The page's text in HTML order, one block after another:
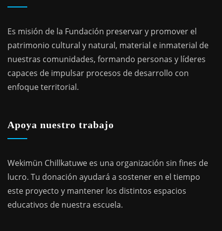
Es misión de la Fundación preservar y promover el
patrimonio cultural y natural, material e inmaterial de
nuestras comunidades, formando personas y líderes
capaces de impulsar procesos de desarrollo con
enfoque territorial.
Apoya nuestro trabajo
Wekimün Chillkatuwe es una organización sin fines de
lucro. Tu donación ayudará a sostener en el tiempo
este proyecto y mantener los distintos espacios
educativos de nuestra escuela.